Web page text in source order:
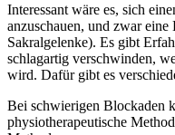
Interessant wäre es, sich
anzuschauen, und zwar
Sakralgelenke). Es gibt
schlagartig verschwinden,
wird. Dafür gibt es
Bei schwierigen Blockaden
physiotherapeutische